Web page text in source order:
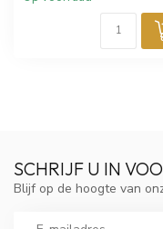
SCHRIJF U IN
Blijf op de hoogte van